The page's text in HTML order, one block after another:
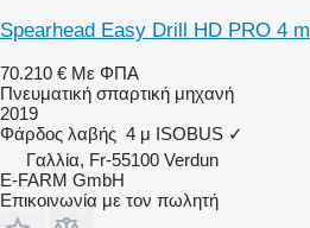
Spearhead Easy Drill HD PRO 4 m
70.210 € Με ΦΠΑ
Πνευματική σπαρτική μηχανή
2019
Φάρδος λαβής 4 μ ISOBUS ✓
Γαλλία, Fr-55100 Verdun
E-FARM GmbH
Επικοινωνία με τον πωλητή